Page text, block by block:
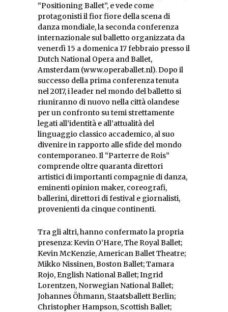
“Positioning Ballet”, e vede come
protagonisti il fior fiore della scena di
danza mondiale, la seconda conferenza
internazionale sul balletto organizzata da
venerdì 15 a domenica 17 febbraio presso il
Dutch National Opera and Ballet,
Amsterdam (www.operaballet.nl). Dopo il
successo della prima conferenza tenuta
nel 2017, i leader nel mondo del balletto si
riuniranno di nuovo nella città olandese
per un confronto su temi strettamente
legati all’identità e all’attualità del
linguaggio classico accademico, al suo
divenire in rapporto alle sfide del mondo
contemporaneo. Il “Parterre de Rois”
comprende oltre quaranta direttori
artistici di importanti compagnie di danza,
eminenti opinion maker, coreografi,
ballerini, direttori di festival e giornalisti,
provenienti da cinque continenti.
Tra gli altri, hanno confermato la propria
presenza: Kevin O’Hare, The Royal Ballet;
Kevin McKenzie, American Ballet Theatre;
Mikko Nissinen, Boston Ballet; Tamara
Rojo, English National Ballet; Ingrid
Lorentzen, Norwegian National Ballet;
Johannes Öhmann, Staatsballett Berlin;
Christopher Hampson, Scottish Ballet;